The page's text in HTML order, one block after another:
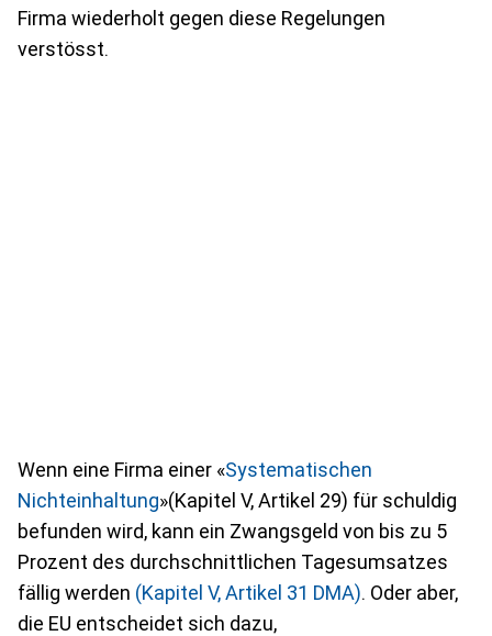
Firma wiederholt gegen diese Regelungen
verstösst.
Wenn eine Firma einer «Systematischen
Nichteinhaltung»(Kapitel V, Artikel 29) für schuldig
befunden wird, kann ein Zwangsgeld von bis zu 5
Prozent des durchschnittlichen Tagesumsatzes
fällig werden (Kapitel V, Artikel 31 DMA). Oder aber,
die EU entscheidet sich dazu,